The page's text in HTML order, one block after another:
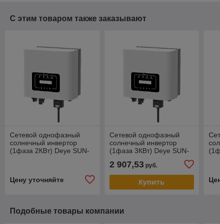
С этим товаром также заказывают
Сетевой однофазный
солнечный инвертор
(1фаза 2КВт) Deye SUN-
Цену уточняйте
Сетевой однофазный
солнечный инвертор
(1фаза 3КВт) Deye SUN-
2 907,53руб.
Купить
Подобные товары компании